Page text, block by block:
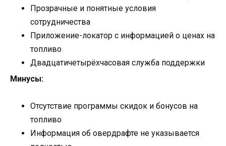
Прозрачные и понятные условия
сотрудничества
Приложение-локатор с информацией о ценах на
топливо
Двадцатичетырёхчасовая служба поддержки
Минусы:
Отсутствие программы скидок и бонусов на
топливо
Информация об овердрафте не указывается